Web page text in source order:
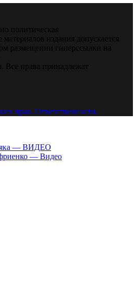
политическая
издания допускается
размещении гиперссылки на
Все права принадлежат
прав. Ответственности.
— ВИДЕО
— Видео